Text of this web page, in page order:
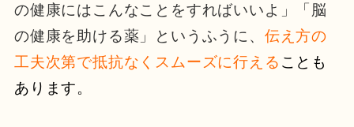
の健康にはこんなことをすればいいよ」「脳
の健康を助ける薬」というふうに、 伝え方の
工夫次第で抵抗なくスムーズに行える ことも
あります。